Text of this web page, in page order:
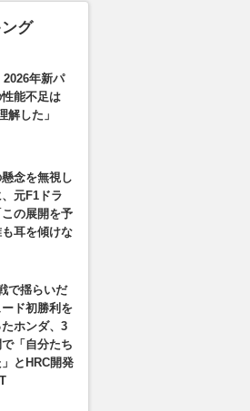
グ
年新パ
能不足は
解した」
念を無視し
元F1ドラ
の展開を予
耳を傾けな
で揺らいだ
ド初勝利を
ホンダ、3
「自分たち
とHRC開発